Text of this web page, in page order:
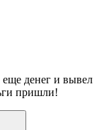
денег и вывел
пришли!